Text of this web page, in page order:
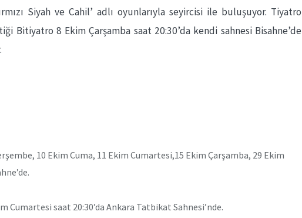
Siyah ve Cahil’ adlı oyunlarıyla seyircisi ile buluşuyor. Tiyatro
Bitiyatro 8 Ekim Çarşamba saat 20:30’da kendi sahnesi Bisahne’de
10 Ekim Cuma, 11 Ekim Cumartesi,15 Ekim Çarşamba, 29 Ekim
Cumartesi saat 20:30’da Ankara Tatbikat Sahnesi’nde.